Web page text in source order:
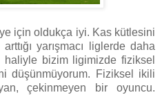
için oldukça iyi. Kas kütlesini
yarışmacı liglerde daha
bizim ligimizde fiziksel
düşünmüyorum. Fiziksel ikili
çekinmeyen bir oyuncu.